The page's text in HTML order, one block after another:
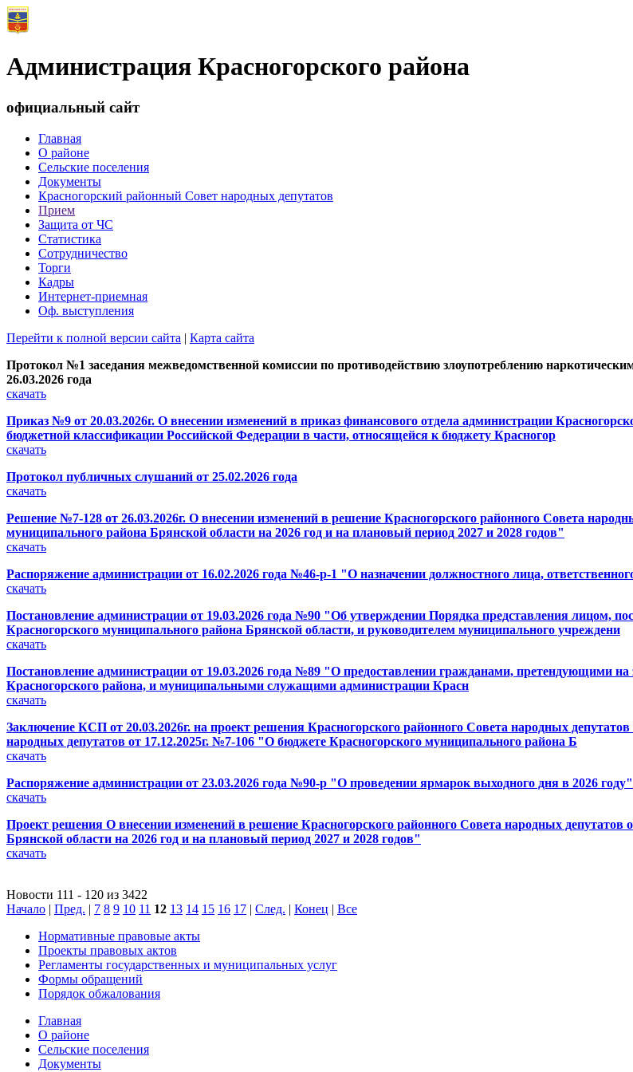
Администрация Красногорского района
официальный сайт
Главная
О районе
Сельские поселения
Документы
Красногорский районный Совет народных депутатов
Прием
Защита от ЧС
Статистика
Сотрудничество
Торги
Кадры
Интернет-приемная
Оф. выступления
Перейти к полной версии сайта | Карта сайта
Протокол №1 заседания межведомственной комиссии по противодействию злоупотреблению
26.03.2026 года
скачать
Приказ №9 от 20.03.2026г. О внесении изменений в приказ финансового отдела администрации
бюджетной классификации Российской Федерации в части, относящейся к бюджету Красногор
скачать
Протокол публичных слушаний от 25.02.2026 года
скачать
Решение №7-128 от 26.03.2026г. О внесении изменений в решение Красногорского районного Совета
муниципального района Брянской области на 2026 год и на плановый период 2027 и 2028 годов"
скачать
Распоряжение администрации от 16.02.2026 года №46-р-1 "О назначении должностного лица,
скачать
Постановление администрации от 19.03.2026 года №90 "Об утверждении Порядка представления лицом,
Красногорского муниципального района Брянской области, и руководителем муниципального учреждени
скачать
Постановление администрации от 19.03.2026 года №89 "О предоставлении гражданами, претендующими
Красногорского района, и муниципальными служащими администрации Красн
скачать
Заключение КСП от 20.03.2026г. на проект решения Красногорского районного Совета народных
народных депутатов от 17.12.2025г. №7-106 "О бюджете Красногорского муниципального района Б
скачать
Распоряжение администрации от 23.03.2026 года №90-р "О проведении ярмарок выходного дня в 2026 году"
скачать
Проект решения О внесении изменений в решение Красногорского районного Совета народных
Брянской области на 2026 год и на плановый период 2027 и 2028 годов"
скачать
Новости 111 - 120 из 3422
Начало | Пред. | 7 8 9 10 11 12 13 14 15 16 17 | След. | Конец | Все
Нормативные правовые акты
Проекты правовых актов
Регламенты государственных и муниципальных услуг
Формы обращений
Порядок обжалования
Главная
О районе
Сельские поселения
Документы